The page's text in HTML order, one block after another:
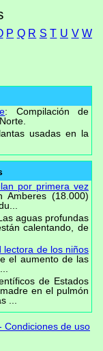
P Q R S T U V W
: Compilación de
usadas en la
por primera vez
Amberes (18.000)
aguas profundas
calentando, de
lectora de los niños
el aumento de las
de Estados
en el pulmón
...
Condiciones de uso